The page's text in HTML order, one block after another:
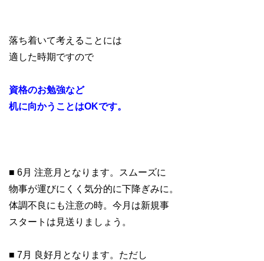
落ち着いて考えることには
適した時期ですので
資格のお勉強など
机に向かうことはOKです。
■ 6月 注意月となります。スムーズに
物事が運びにくく気分的に下降ぎみに。
体調不良にも注意の時。今月は新規事
スタートは見送りましょう。
■ 7月 良好月となります。ただし